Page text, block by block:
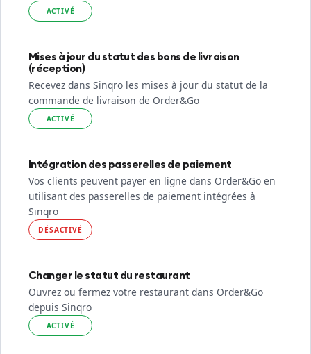
ACTIVÉ
Mises à jour du statut des bons de livraison
(réception)
Recevez dans Sinqro les mises à jour du statut de la
commande de livraison de Order&Go
ACTIVÉ
Intégration des passerelles de paiement
Vos clients peuvent payer en ligne dans Order&Go en
utilisant des passerelles de paiement intégrées à
Sinqro
DÉSACTIVÉ
Changer le statut du restaurant
Ouvrez ou fermez votre restaurant dans Order&Go
depuis Sinqro
ACTIVÉ